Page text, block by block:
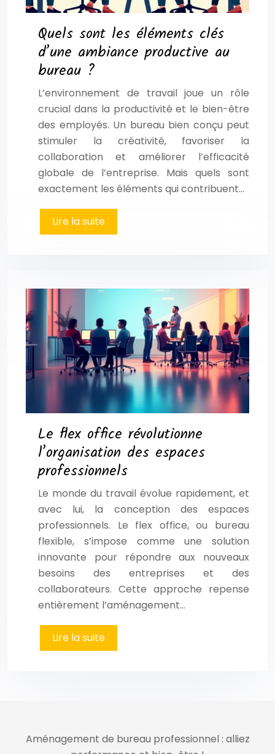
Quels sont les éléments clés
d’une ambiance productive au
bureau ?
L’environnement de travail joue un rôle
crucial dans la productivité et le bien-être
des employés. Un bureau bien conçu peut
stimuler la créativité, favoriser la
collaboration et améliorer l’efficacité
globale de l’entreprise. Mais quels sont
exactement les éléments qui contribuent…
Lire la suite
Le flex office révolutionne
l’organisation des espaces
professionnels
Le monde du travail évolue rapidement, et
avec lui, la conception des espaces
professionnels. Le flex office, ou bureau
flexible, s’impose comme une solution
innovante pour répondre aux nouveaux
besoins des entreprises et des
collaborateurs. Cette approche repense
entièrement l’aménagement…
Lire la suite
Aménagement de bureau professionnel : alliez